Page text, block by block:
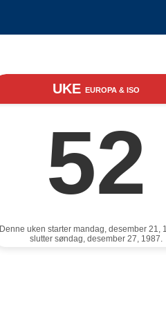
UKE EUROPA & ISO
52
Denne uken starter mandag, desember 21,
slutter søndag, desember 27, 1987.